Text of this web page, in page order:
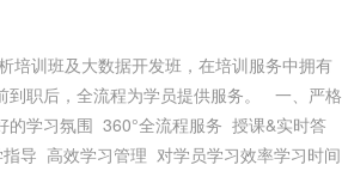
培训班及大数据开发班，在培训服务中拥有
到职后，全流程为学员提供服务。 一、严格
的学习氛围 360°全流程服务 授课&实时答
导 高效学习管理 对学员学习效率学习时间